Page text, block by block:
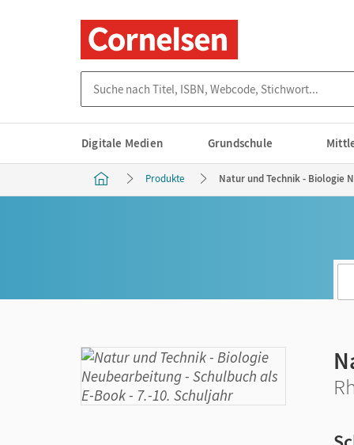
Digitale Medien Grundschule
Produkte Natur und Technik - Biologie